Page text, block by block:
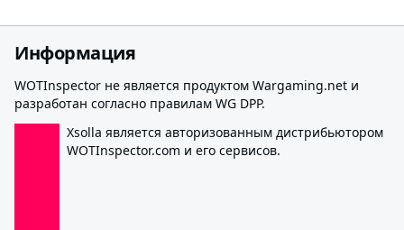
Информация
WOTInspector не является продуктом Wargaming.net и
разработан согласно правилам WG DPP.
Xsolla является авторизованным дистрибьютором
WOTInspector.com и его сервисов.